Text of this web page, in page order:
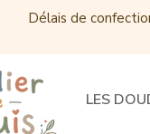
Délais de
LES